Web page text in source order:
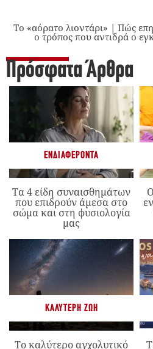
Το «αόρατο λιοντάρι» | Πώς
ο τρόπος που αντιδρά ο
Πρόσφατα Άρθρα
ΕΝΔΙΑΦΈΡΟΝΤΑ
Τα 4 είδη συναισθημάτων
που επιδρούν άμεσα στο
σώμα και στη φυσιολογία
μας
ΚΑΛΎΤΕΡΗ ΖΩΉ
Το καλύτερο αγχολυτικό